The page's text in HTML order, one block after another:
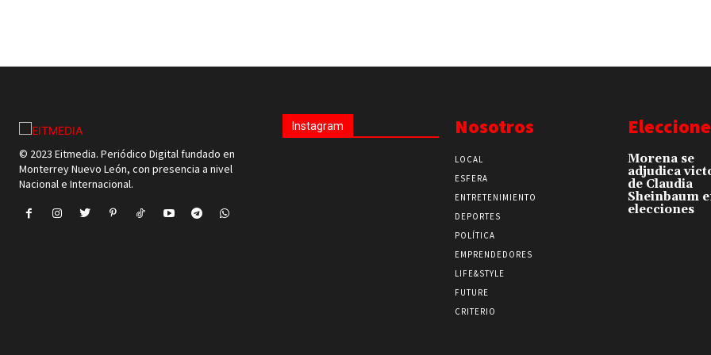
© 2023 Eitmedia. Periódico Digital fundado en
Monterrey Nuevo León, con presencia a nivel
Nacional e Internacional.
Instagram Nosotros
LOCAL
ESFERA
ENTRETENIMIENTO
DEPORTES
POLÍTICA
EMPRENDEDORES
LIFE&STYLE
FUTURE
CRITERIO
Morena se
adjudica
de Claudia
Sheinbaum
elecciones